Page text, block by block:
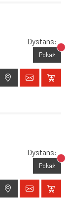
Dystans:
Pokaż
Dystans:
Pokaż